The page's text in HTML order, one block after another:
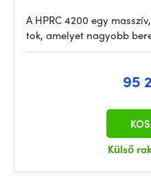
A HPRC 4200 egy
tok, amelyet nagyobb
95
Külső